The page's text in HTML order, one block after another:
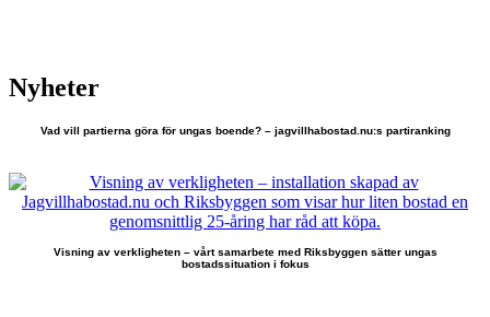
Nyheter
Vad vill partierna göra för ungas boende? – jagvillhabostad.nu:s partiranking
Visning av verkligheten – vårt samarbete med Riksbyggen sätter ungas
bostadssituation i fokus